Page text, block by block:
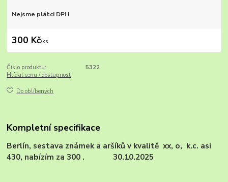
Nejsme plátci DPH
300 Kč/ks
Číslo produktu:
5322
Hlídat cenu / dostupnost
Do oblíbených
Kompletní specifikace
Berlín, sestava známek a aršíků v kvalitě xx, o, k.c. asi
430, nabízím za 300 . 30.10.2025